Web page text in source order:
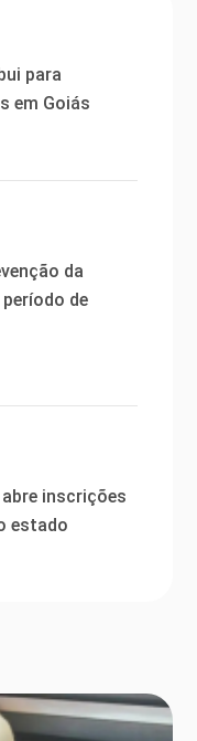
para
em Goiás
da
de
inscrições
estado